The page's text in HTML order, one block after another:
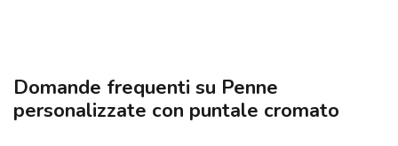
Domande frequenti su Penne
personalizzate con puntale cromato